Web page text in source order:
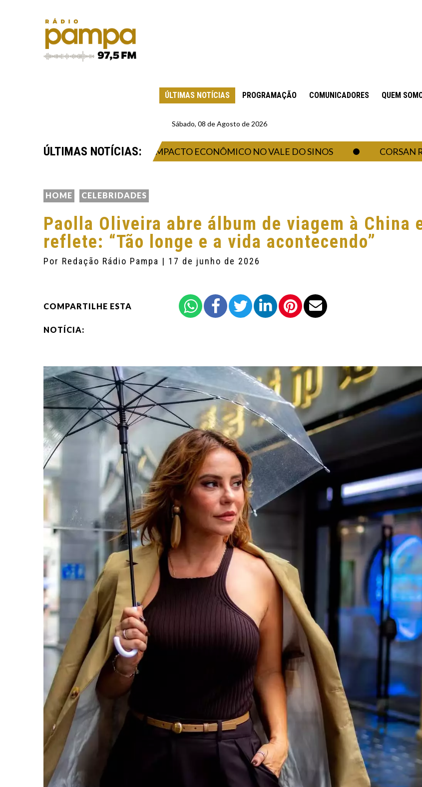
ÚLTIMAS NOTÍCIAS PROGRAMAÇÃO COMUNICADORES QUEM
Sábado, 08 de Agosto de 2026
ÚLTIMAS NOTÍCIAS:
INOVAÇÃO, NEGÓCIOS E IMPACTO ECONÔMICO NO VALE DO SINOS CORSAN
HOME CELEBRIDADES
Paolla Oliveira abre álbum de viagem à China
reflete: “Tão longe e a vida acontecendo”
Por Redação Rádio Pampa | 17 de junho de 2026
COMPARTILHE ESTA
NOTÍCIA: